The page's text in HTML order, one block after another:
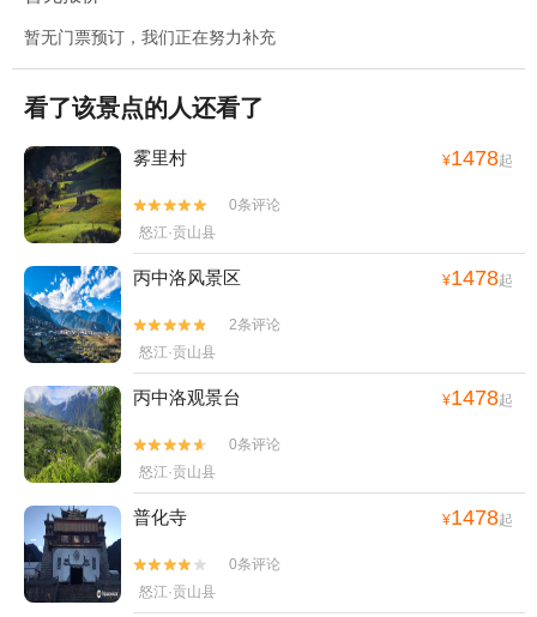
暂无门票预订，我们正在努力补充
看了该景点的人还看了
雾里村 ¥1478起


0条评论
怒江·贡山县
丙中洛风景区 ¥1478起


2条评论
怒江·贡山县
丙中洛观景台 ¥1478起


0条评论
怒江·贡山县
普化寺 ¥1478起


0条评论
怒江·贡山县